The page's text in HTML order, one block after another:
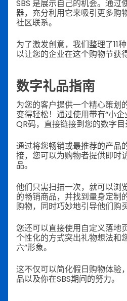
SBS 是展示自己的机会。通过
器，充分利用它来吸引更多购
社区联系。
为了激发创意，我们整理了11
以让您的企业在这个购物节获
数字礼品指南
为您的客户提供一个精心策划
变得轻松！通过使用带有“小
QR码，直接链接到您的数字目
通过将您畅销或最推荐的产品
接，您可以为购物者提供即时
品。
他们只需扫描一次，就可以浏
的畅销商品，并找到量身定制
购物，同时巧妙地引导他们购
您还可以直接使用自定义落地
个性化的方式突出礼物想法和
六”形象。
这不仅可以简化假日购物体验
品以及你在SBS期间的努力。